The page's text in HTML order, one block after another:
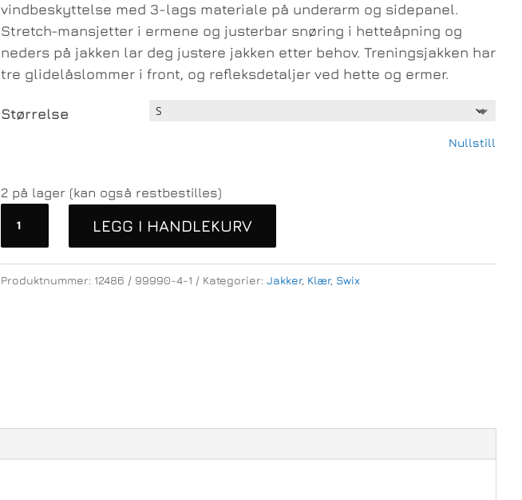
vindbeskyttelse med 3-lags materiale på underarm og sidepanel.
Stretch-mansjetter i ermene og justerbar snøring i hetteåpning og
neders på jakken lar deg justere jakken etter behov. Treningsjakken har
tre glidelåslommer i front, og refleksdetaljer ved hette og ermer.
Størrelse
Nullstill
2 på lager (kan også restbestilles)
Jacket
LEGG I HANDLEKURV
Produktnummer: 12486 / 99990-4-1 Kategorier:Jakker, Klær, Swix